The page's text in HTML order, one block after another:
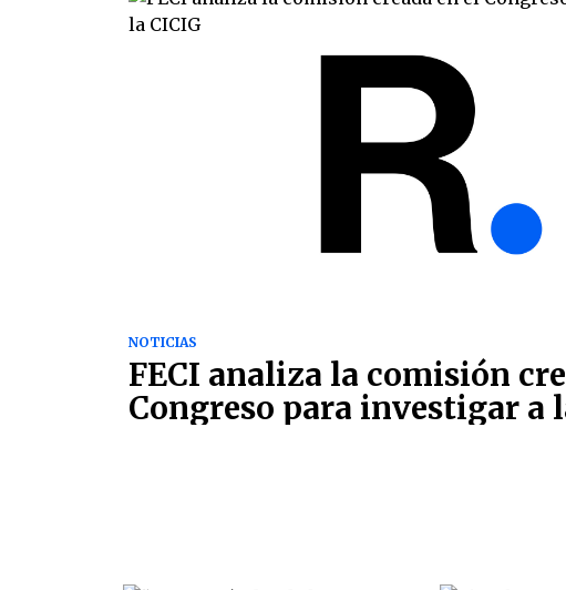
NOTICIAS
FECI analiza la comisión
Congreso para investigar a